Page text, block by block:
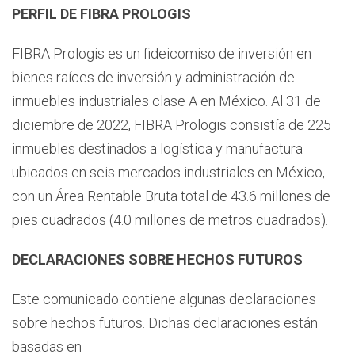
PERFIL DE FIBRA PROLOGIS
FIBRA Prologis es un fideicomiso de inversión en
bienes raíces de inversión y administración de
inmuebles industriales clase A en México. Al 31 de
diciembre de 2022, FIBRA Prologis consistía de 225
inmuebles destinados a logística y manufactura
ubicados en seis mercados industriales en México,
con un Área Rentable Bruta total de 43.6 millones de
pies cuadrados (4.0 millones de metros cuadrados).
DECLARACIONES SOBRE HECHOS FUTUROS
Este comunicado contiene algunas declaraciones
sobre hechos futuros. Dichas declaraciones están
basadas en